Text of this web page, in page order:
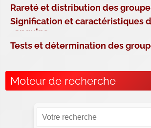
Rareté et distribution des
Signification et caractéristiques
sanguins
Tests et détermination des
Moteur de recherche